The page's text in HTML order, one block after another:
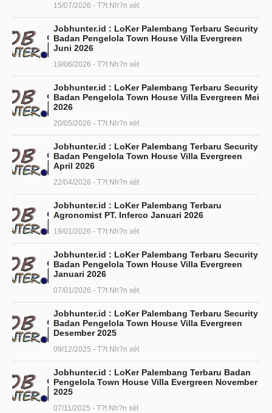
15/07/2026 - T?t Nh?n xét
Jobhunter.id : LoKer Palembang Terbaru Security
Badan Pengelola Town House Villa Evergreen
Juni 2026
19/06/2026 - T?t Nh?n xét
Jobhunter.id : LoKer Palembang Terbaru Security
Badan Pengelola Town House Villa Evergreen Mei
2026
20/05/2026 - T?t Nh?n xét
Jobhunter.id : LoKer Palembang Terbaru Security
Badan Pengelola Town House Villa Evergreen
April 2026
22/04/2026 - T?t Nh?n xét
Jobhunter.id : LoKer Palembang Terbaru
Agronomist PT. Inferco Januari 2026
19/01/2026 - T?t Nh?n xét
Jobhunter.id : LoKer Palembang Terbaru Security
Badan Pengelola Town House Villa Evergreen
Januari 2026
07/01/2026 - T?t Nh?n xét
Jobhunter.id : LoKer Palembang Terbaru Security
Badan Pengelola Town House Villa Evergreen
Desember 2025
09/12/2025 - T?t Nh?n xét
Jobhunter.id : LoKer Palembang Terbaru Badan
Pengelola Town House Villa Evergreen November
2025
07/11/2025 - T?t Nh?n xét